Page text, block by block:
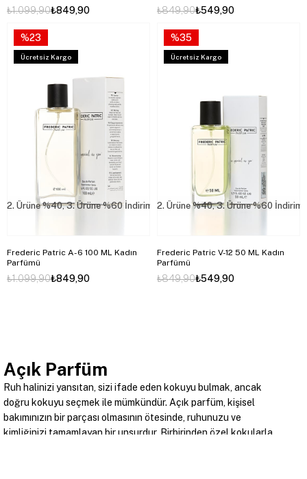
₺849,90
₺1.099,90 ₺549,90
₺849,90
Frederic Patric A-6 100 ML Kadın
Parfümü
₺849,90
₺1.099,90
2. Ürüne %40, 3. Ürüne %60 İndirim
%23
Ücretsiz Kargo
Frederic Patric V-12 50 ML Kadın
Parfümü
₺549,90
₺849,90
2. Ürüne %40, 3. Ürüne %60 İndirim
%35
Ücretsiz Kargo
Açık Parfüm
Ruh halinizi yansıtan, sizi ifade eden kokuyu bulmak, ancak
doğru kokuyu seçmek ile mümkündür. Açık parfüm, kişisel
bakımınızın bir parçası olmasının ötesinde, ruhunuzu ve
kimliğinizi tamamlayan bir unsurdur. Birbirinden özel kokularla